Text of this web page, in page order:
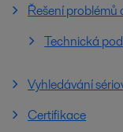
Řešení
Technická
Vyhledávání
Certifikace